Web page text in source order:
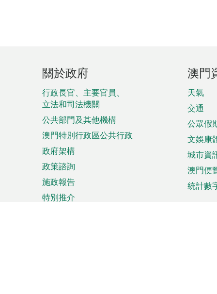
頁
腳
菜
單
關於政府
行政長官、主要官員、
立法和司法機關
公共部門及其他機構
澳門特別行政區公共行政
政府架構
政策諮詢
施政報告
特別推介
澳門
天氣
交通
公眾假
文娛康
城市資
澳門便
統計數